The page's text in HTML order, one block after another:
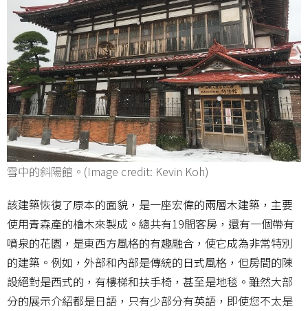
雪中的斜陽館。(Image credit: Kevin Koh)
該建築恢復了原本的面貌，是一座宏偉的兩層木建築，主要
使用青森產的檜木來製成。總共有19間客房，還有一個帶有
噴泉的花園，是東西方風格的有趣融合，使它成為非常特別
的建築。例如，外部和內部是傳統的日式風格，但房間的陳
設絕對是西式的，有樓梯和扶手椅，甚至是地毯。雖然大部
分的展示介紹都是日語，只有少部分有英語，即使您不太是